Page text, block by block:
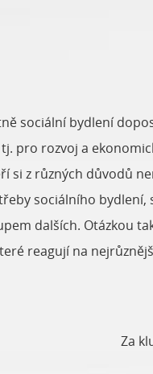
sociální bydlení
pro rozvoj a
si z různých důvodů
sociálního bydlení,
dalších. Otázkou
reagují na
Za